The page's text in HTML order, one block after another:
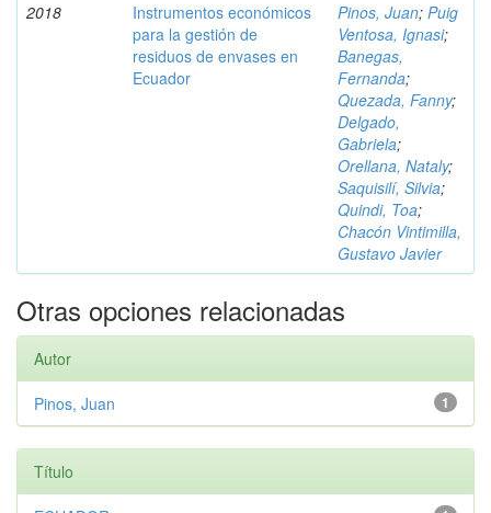
2018
Instrumentos económicos
para la gestión de
residuos de envases en
Ecuador
Pinos, Juan; Puig
Ventosa, Ignasi;
Banegas,
Fernanda;
Quezada, Fanny;
Delgado,
Gabriela;
Orellana, Nataly;
Saquisilí, Silvia;
Quindi, Toa;
Chacón Vintimilla,
Gustavo Javier
Otras opciones relacionadas
Autor
1
Pinos, Juan
Título